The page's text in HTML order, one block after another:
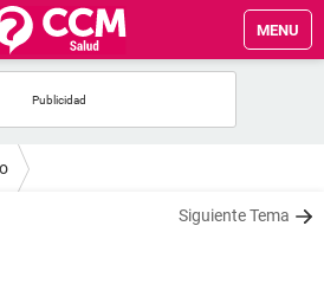
MENU
Siguiente Tema